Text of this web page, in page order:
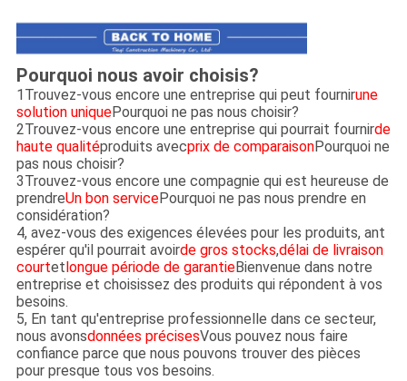
Pourquoi nous avoir choisis?
1Trouvez-vous encore une entreprise qui peut fournirune
solution uniquePourquoi ne pas nous choisir?
2Trouvez-vous encore une entreprise qui pourrait fournirde
haute qualitéproduits avecprix de comparaisonPourquoi ne
pas nous choisir?
3Trouvez-vous encore une compagnie qui est heureuse de
prendreUn bon servicePourquoi ne pas nous prendre en
considération?
4, avez-vous des exigences élevées pour les produits, ant
espérer qu'il pourrait avoirde gros stocks,délai de livraison
courtet longue période de garantieBienvenue dans notre
entreprise et choisissez des produits qui répondent à vos
besoins.
5, En tant qu'entreprise professionnelle dans ce secteur,
nous avonsdonnées précisesVous pouvez nous faire
confiance parce que nous pouvons trouver des pièces
pour presque tous vos besoins.